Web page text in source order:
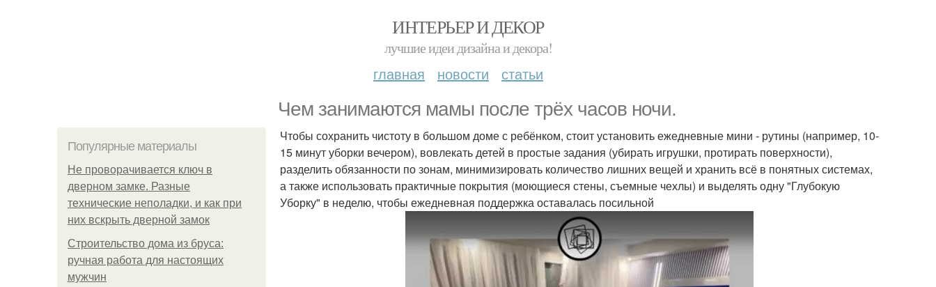
ИНТЕРЬЕР И ДЕКОР
лучшие идеи дизайна и декора!
главная новости статьи
Чем занимаются мамы после трёх часов ночи.
Популярные материалы
Не проворачивается ключ в
дверном замке. Разные
технические неполадки, и как при
них вскрыть дверной замок
Строительство дома из бруса:
ручная работа для настоящих
мужчин
Чтобы сохранить чистоту в большом доме с ребёнком, стоит установить ежедневные мини - рутины (например, 10-
15 минут уборки вечером), вовлекать детей в простые задания (убирать игрушки, протирать поверхности),
разделить обязанности по зонам, минимизировать количество лишних вещей и хранить всё в понятных системах,
а также использовать практичные покрытия (моющиеся стены, съемные чехлы) и выделять одну "Глубокую
Уборку" в неделю, чтобы ежедневная поддержка оставалась посильной